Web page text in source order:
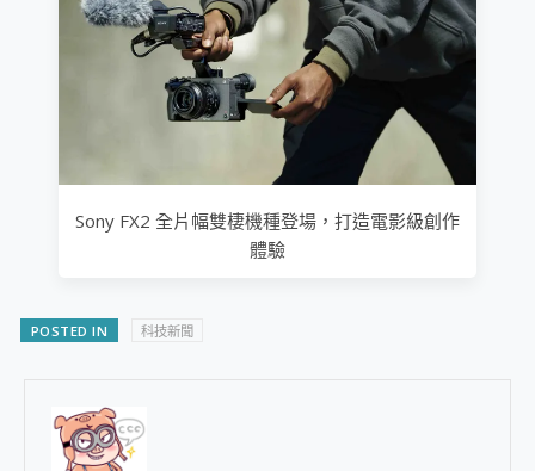
Sony FX2 全片幅雙棲機種登場，打造電影級創作
體驗
POSTED IN 科技新聞